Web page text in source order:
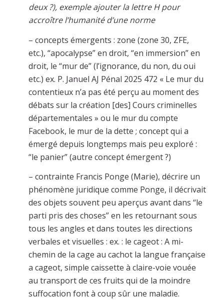
deux ?), exemple ajouter la lettre H pour
accroître l’humanité d’une norme
– concepts émergents : zone (zone 30, ZFE,
etc.), “apocalypse” en droit, “en immersion” en
droit, le “mur de” (l’ignorance, du non, du oui
etc.) ex. P. Januel AJ Pénal 2025 472 « Le mur du
contentieux n’a pas été perçu au moment des
débats sur la création [des] Cours criminelles
départementales » ou le mur du compte
Facebook, le mur de la dette ; concept qui a
émergé depuis longtemps mais peu exploré :
“le panier” (autre concept émergent ?)
– contrainte Francis Ponge (Marie), décrire un
phénomène juridique comme Ponge, il décrivait
des objets souvent peu aperçus avant dans “le
parti pris des choses” en les retournant sous
tous les angles et dans toutes les directions
verbales et visuelles : ex. : le cageot : A mi-
chemin de la cage au cachot la langue française
a cageot, simple caissette à claire-voie vouée
au transport de ces fruits qui de la moindre
suffocation font à coup sûr une maladie.